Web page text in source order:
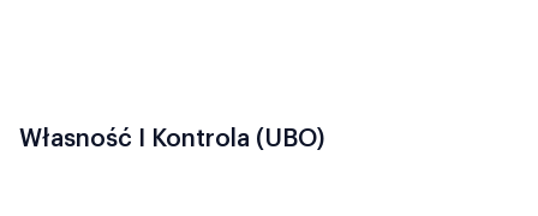
Własność I Kontrola (UBO)